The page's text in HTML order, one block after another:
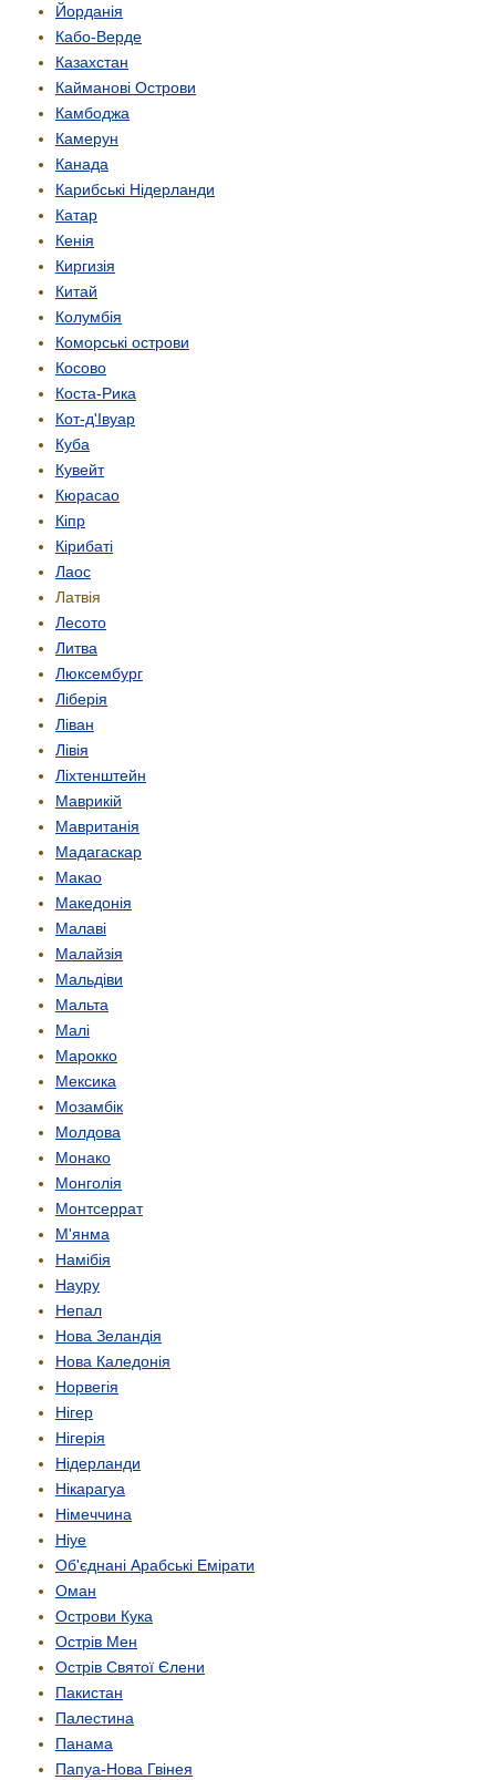
Йорданія
Кабо-Верде
Казахстан
Кайманові Острови
Камбоджа
Камерун
Канада
Карибські Нідерланди
Катар
Кенія
Киргизія
Китай
Колумбія
Коморські острови
Косово
Коста-Рика
Кот-д'Івуар
Куба
Кувейт
Кюрасао
Кіпр
Кірибаті
Лаос
Латвія
Лесото
Литва
Люксембург
Ліберія
Ліван
Лівія
Ліхтенштейн
Маврикій
Мавританія
Мадагаскар
Макао
Македонія
Малаві
Малайзія
Мальдіви
Мальта
Малі
Марокко
Мексика
Мозамбік
Молдова
Монако
Монголія
Монтсеррат
М'янма
Намібія
Науру
Непал
Нова Зеландія
Нова Каледонія
Норвегія
Нігер
Нігерія
Нідерланди
Нікарагуа
Німеччина
Ніуе
Об'єднані Арабські Емірати
Оман
Острови Кука
Острів Мен
Острів Святої Єлени
Пакистан
Палестина
Панама
Папуа-Нова Гвінея